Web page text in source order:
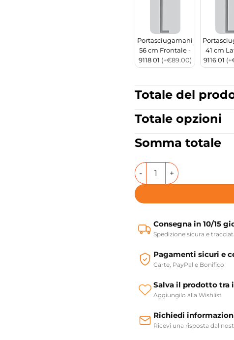
Portasciugamani
56 cm Frontale -
9118 01 (+€89.00)
41 cm
9116 01
Totale del
Totale opzioni
Somma totale
Lavabo sospeso in
Consegna in 10/15
Spedizione sicura e
Pagamenti sicuri e
Carte, PayPal e Bonifico
Salva il prodotto tra
Aggiungilo alla Wishlist
Richiedi
Ricevi una risposta dal